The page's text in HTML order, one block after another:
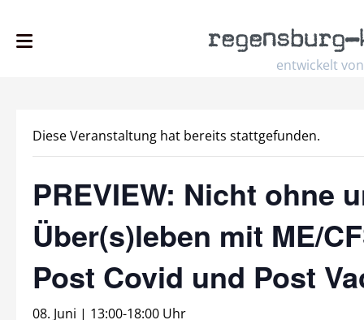
entwickelt von
regensburg–
Diese Veranstaltung hat bereits stattgefunden.
PREVIEW: Nicht ohne
Über(s)leben mit ME/
Post Covid und Post
08. Juni | 13:00-18:00 Uhr